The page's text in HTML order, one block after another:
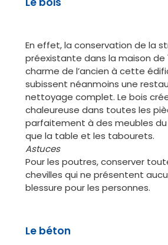
En effet, la conservation de la
préexistante dans la maison de
charme de l’ancien à cette
subissent néanmoins une
nettoyage complet. Le bois
chaleureuse dans toutes les
parfaitement à des meubles
que la table et les tabourets.
Astuces
Pour les poutres, conserver
chevilles qui ne présentent
blessure pour les personnes.
Le béton